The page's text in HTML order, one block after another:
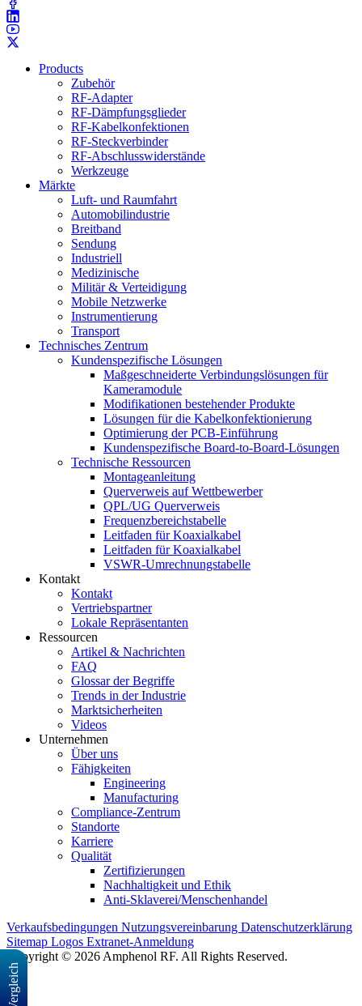
Vergleich
Products
Zubehör
RF-Adapter
RF-Dämpfungsglieder
RF-Kabelkonfektionen
RF-Steckverbinder
RF-Abschlusswiderstände
Werkzeuge
Märkte
Luft- und Raumfahrt
Automobilindustrie
Breitband
Sendung
Industriell
Medizinische
Militär & Verteidigung
Mobile Netzwerke
Instrumentierung
Transport
Technisches Zentrum
Kundenspezifische Lösungen
Maßgeschneiderte Verbindungslösungen für
Kameramodule
Modifikationen bestehender Produkte
Lösungen für die Kabelkonfektionierung
Optimierung der PCB-Einführung
Kundenspezifische Board-to-Board-Lösungen
Technische Ressourcen
Montageanleitung
Querverweis auf Wettbewerber
QPL/UG Querverweis
Frequenzbereichstabelle
Leitfaden für Koaxialkabel
Leitfaden für Koaxialkabel
VSWR-Umrechnungstabelle
Kontakt
Kontakt
Vertriebspartner
Lokale Repräsentanten
Ressourcen
Artikel & Nachrichten
FAQ
Glossar der Begriffe
Trends in der Industrie
Marktsicherheiten
Videos
Unternehmen
Über uns
Fähigkeiten
Engineering
Manufacturing
Compliance-Zentrum
Standorte
Karriere
Qualität
Zertifizierungen
Nachhaltigkeit und Ethik
Anti-Sklaverei/Menschenhandel
Verkaufsbedingungen Nutzungsvereinbarung Datenschutzerklärung
Sitemap Logos Extranet-Anmeldung
Copyright © 2026 Amphenol RF. All Rights Reserved.